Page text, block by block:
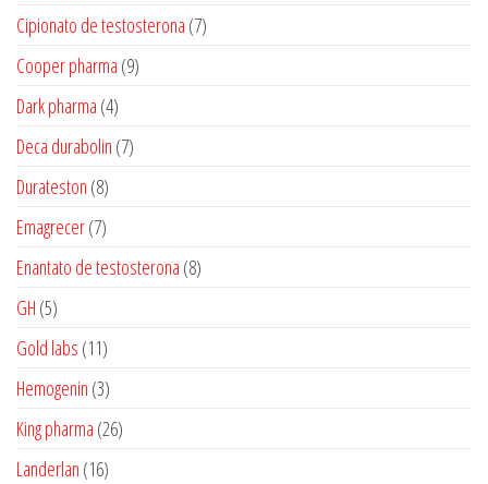
produtos
Cipionato de testosterona 77
Cooper pharma 99
Dark pharma 44
produtos
Deca durabolin 77
Durateston 88
produtos
Emagrecer 77
produtos
Enantato de testosterona 88
GH 55
produtos
Gold labs 1111
produtos
Hemogenin 33
produtos
King pharma 2626
Landerlan 1616